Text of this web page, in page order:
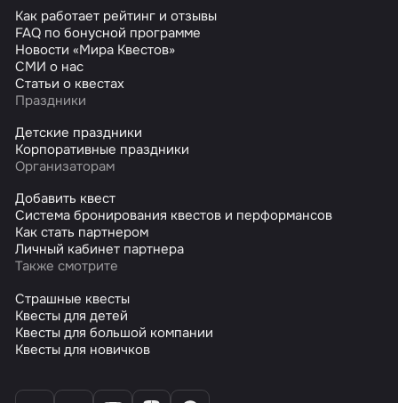
Как работает рейтинг и отзывы
FAQ по бонусной программе
Новости «Мира Квестов»
СМИ о нас
Статьи о квестах
Праздники
Детские праздники
Корпоративные праздники
Организаторам
Добавить квест
Система бронирования квестов и перформансов
Как стать партнером
Личный кабинет партнера
Также смотрите
Страшные квесты
Квесты для детей
Квесты для большой компании
Квесты для новичков